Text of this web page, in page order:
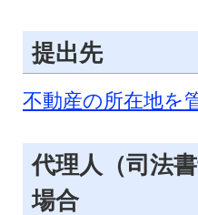
提出先
不動産の所在地を
代理人（司法
場合